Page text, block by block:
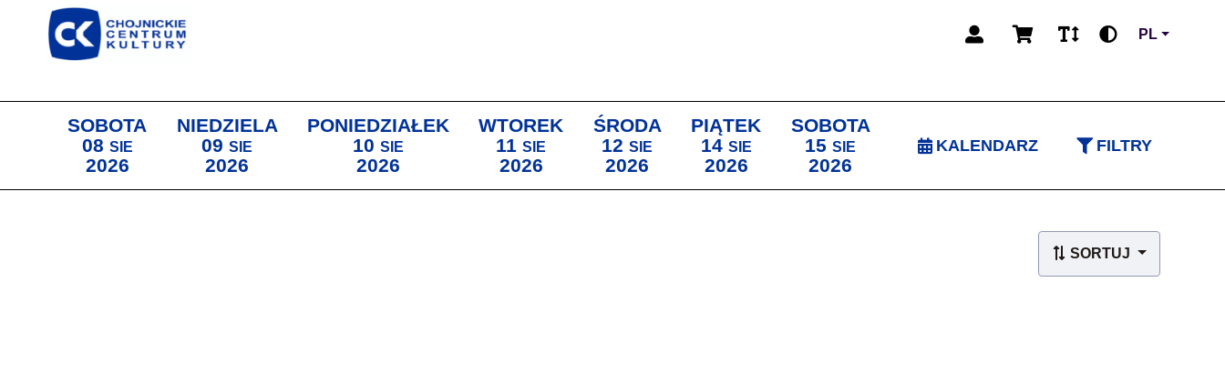
PL
SOBOTA
08 SIE
2026
NIEDZIELA
09 SIE
2026
PONIEDZIAŁEK
10 SIE
2026
WTOREK
11 SIE
2026
ŚRODA
12 SIE
2026
PIĄTEK
14 SIE
2026
SOBOTA
15 SIE
2026
KALENDARZ FILTRY
SORTUJ